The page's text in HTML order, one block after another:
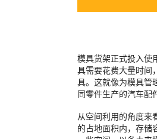
模具货架正式投入使
具需要花费大量时间
具。这就像为模具管
同零件生产的汽车配
从空间利用的角度来
的占地面积内，存储